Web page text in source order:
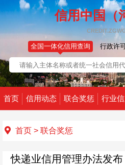
信用中国（
全国一体化信用查询 行政许
首页 信用动态 联合奖惩 行业
首页> 联合奖惩
快递业信用管理办法发